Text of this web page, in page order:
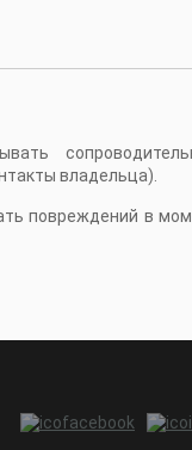
владельца).
повреждений в